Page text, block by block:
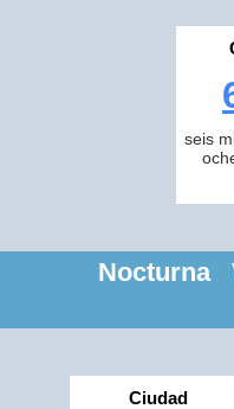
seis
Nocturna
Ciudad